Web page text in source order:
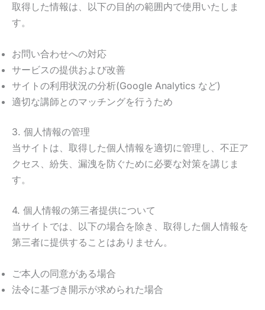
取得した情報は、以下の目的の範囲内で使用いたしま
す。
お問い合わせへの対応
サービスの提供および改善
サイトの利用状況の分析(Google Analytics など)
適切な講師とのマッチングを行うため
3. 個人情報の管理
当サイトは、取得した個人情報を適切に管理し、不正ア
クセス、紛失、漏洩を防ぐために必要な対策を講じま
す。
4. 個人情報の第三者提供について
当サイトでは、以下の場合を除き、取得した個人情報を
第三者に提供することはありません。
ご本人の同意がある場合
法令に基づき開示が求められた場合